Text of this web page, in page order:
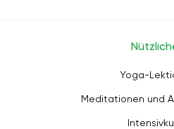
Yoga-
Meditationen und